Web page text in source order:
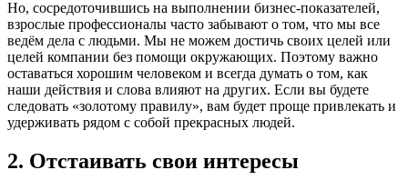
Но, сосредоточившись на выполнении бизнес‑показателей,
взрослые профессионалы часто забывают о том, что мы все
ведём дела с людьми. Мы не можем достичь своих целей или
целей компании без помощи окружающих. Поэтому важно
оставаться хорошим человеком и всегда думать о том, как
наши действия и слова влияют на других. Если вы будете
следовать «золотому правилу», вам будет проще привлекать и
удерживать рядом с собой прекрасных людей.
2. Отстаивать свои интересы